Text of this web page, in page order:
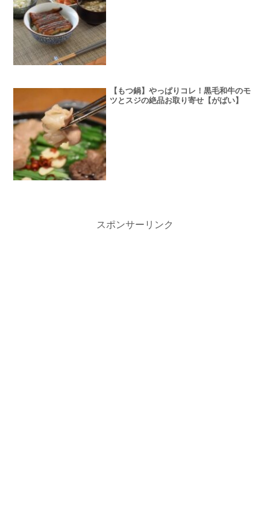
【もつ鍋】やっぱりコレ！黒毛和牛のモ
ツとスジの絶品お取り寄せ【がばい】
スポンサーリンク